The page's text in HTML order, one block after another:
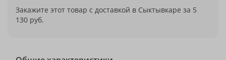
Закажите этот товар с доставкой в Сыктывкаре за 5
130 руб.